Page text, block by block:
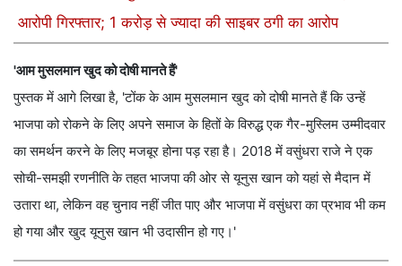
आरोपी गिरफ्तार; 1 करोड़ से ज्यादा की साइबर ठगी का आरोप
'आम मुसलमान खुद को दोषी मानते हैं'
पुस्तक में आगे लिखा है, 'टोंक के आम मुसलमान खुद को दोषी मानते हैं कि उन्हें
भाजपा को रोकने के लिए अपने समाज के हितों के विरुद्ध एक गैर-मुस्लिम उम्मीदवार
का समर्थन करने के लिए मजबूर होना पड़ रहा है। 2018 में वसुंधरा राजे ने एक
सोची-समझी रणनीति के तहत भाजपा की ओर से यूनुस खान को यहां से मैदान में
उतारा था, लेकिन वह चुनाव नहीं जीत पाए और भाजपा में वसुंधरा का प्रभाव भी कम
हो गया और खुद यूनुस खान भी उदासीन हो गए।'